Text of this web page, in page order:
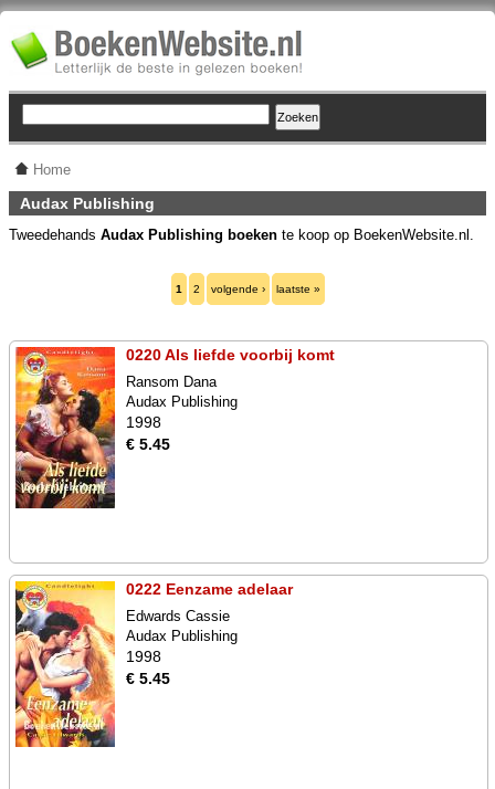
Home
Audax Publishing
Tweedehands Audax Publishing boeken te koop op BoekenWebsite.nl.
1 2 volgende › laatste »
0220 Als liefde voorbij komt
Ransom Dana
Audax Publishing
1998
€ 5.45
0222 Eenzame adelaar
Edwards Cassie
Audax Publishing
1998
€ 5.45